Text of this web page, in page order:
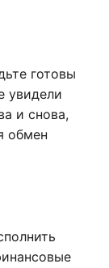
готовы
увидели
и снова,
обмен